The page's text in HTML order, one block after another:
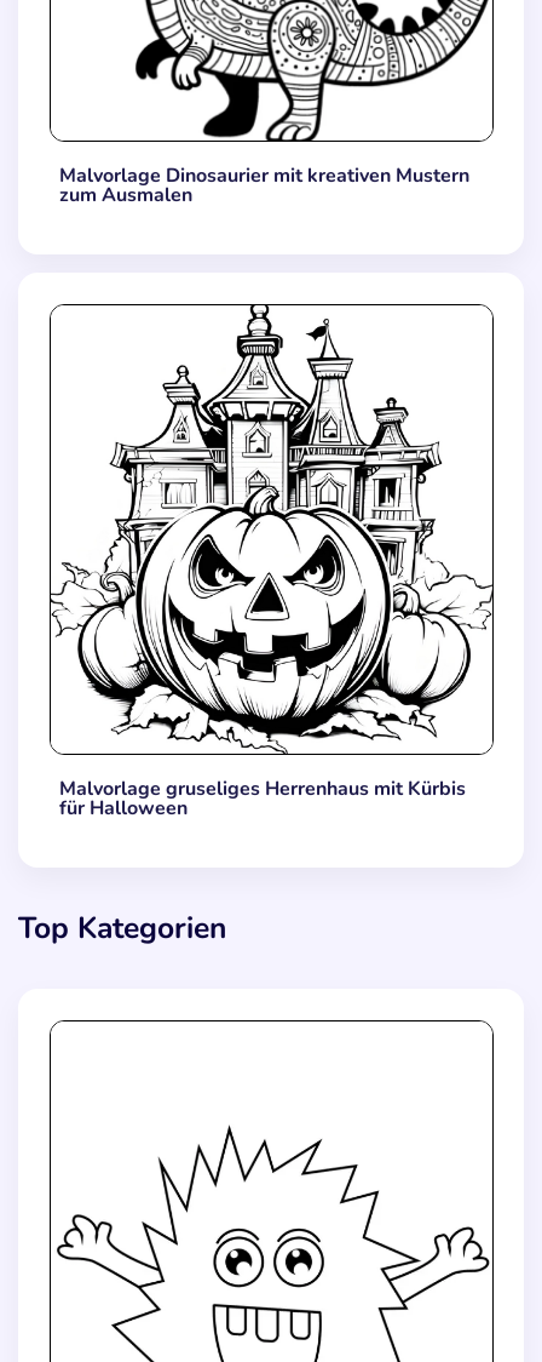
Malvorlage Dinosaurier mit kreativen Mustern
zum Ausmalen
Malvorlage gruseliges Herrenhaus mit Kürbis
für Halloween
Top Kategorien